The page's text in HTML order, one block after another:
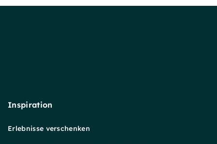
Inspiration
Erlebnisse verschenken